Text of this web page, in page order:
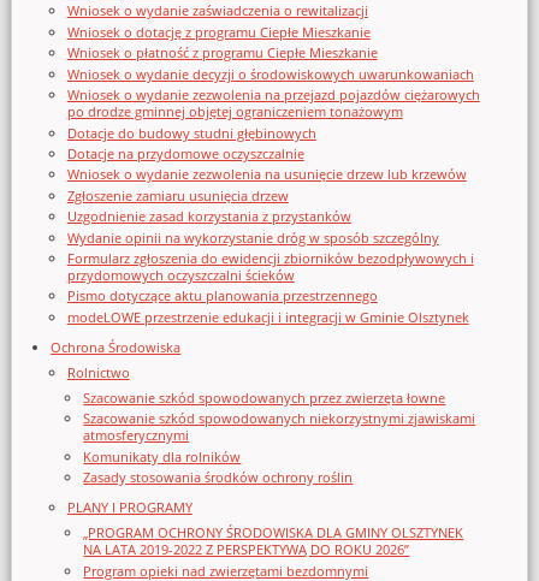
Wniosek o wydanie zaświadczenia o rewitalizacji
Wniosek o dotację z programu Ciepłe Mieszkanie
Wniosek o płatność z programu Ciepłe Mieszkanie
Wniosek o wydanie decyzji o środowiskowych uwarunkowaniach
Wniosek o wydanie zezwolenia na przejazd pojazdów ciężarowych
po drodze gminnej objętej ograniczeniem tonażowym
Dotacje do budowy studni głębinowych
Dotacje na przydomowe oczyszczalnie
Wniosek o wydanie zezwolenia na usunięcie drzew lub krzewów
Zgłoszenie zamiaru usunięcia drzew
Uzgodnienie zasad korzystania z przystanków
Wydanie opinii na wykorzystanie dróg w sposób szczególny
Formularz zgłoszenia do ewidencji zbiorników bezodpływowych i
przydomowych oczyszczalni ścieków
Pismo dotyczące aktu planowania przestrzennego
modeLOWE przestrzenie edukacji i integracji w Gminie Olsztynek
Ochrona Środowiska
Rolnictwo
Szacowanie szkód spowodowanych przez zwierzęta łowne
Szacowanie szkód spowodowanych niekorzystnymi zjawiskami
atmosferycznymi
Komunikaty dla rolników
Zasady stosowania środków ochrony roślin
PLANY I PROGRAMY
„PROGRAM OCHRONY ŚRODOWISKA DLA GMINY OLSZTYNEK
NA LATA 2019-2022 Z PERSPEKTYWĄ DO ROKU 2026”
Program opieki nad zwierzętami bezdomnymi